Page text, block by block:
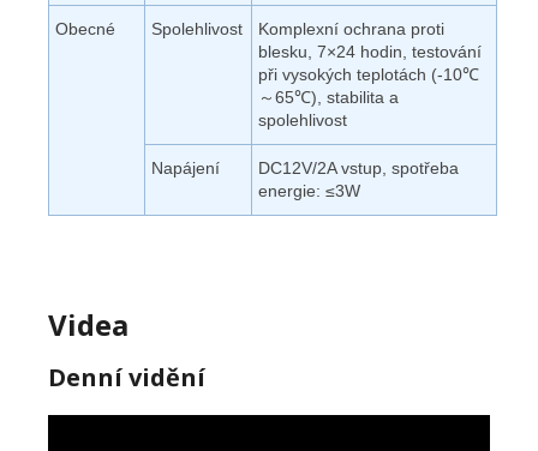
Obecné Spolehlivost
Komplexní ochrana proti
blesku, 7×24 hodin, testování
při vysokých teplotách (-10℃
～65℃), stabilita a
spolehlivost
Napájení
DC12V/2A vstup, spotřeba
energie: ≤3W
Videa
Denní vidění